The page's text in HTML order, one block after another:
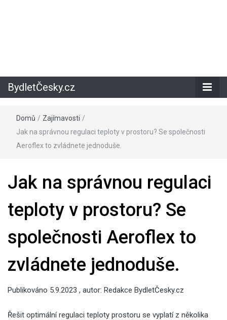
BydletČesky.cz
Domů / Zajímavosti /
Jak na správnou regulaci teploty v prostoru? Se společnosti
Aeroflex to zvládnete jednoduše.
Jak na správnou regulaci
teploty v prostoru? Se
společnosti Aeroflex to
zvládnete jednoduše.
Publikováno 5.9.2023 , autor: Redakce BydletČesky.cz
Řešit optimální regulaci teploty prostoru se vyplatí z několika